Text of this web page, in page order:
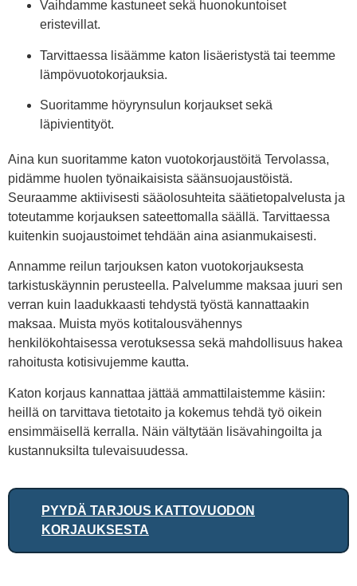
Vaihdamme kastuneet sekä huonokuntoiset
eristevillat.
Tarvittaessa lisäämme katon lisäeristystä tai teemme
lämpövuotokorjauksia.
Suoritamme höyrynsulun korjaukset sekä
läpivientityöt.
Aina kun suoritamme katon vuotokorjaustöitä Tervolassa,
pidämme huolen työnaikaisista säänsuojaustöistä.
Seuraamme aktiivisesti sääolosuhteita säätietopalvelusta ja
toteutamme korjauksen sateettomalla säällä. Tarvittaessa
kuitenkin suojaustoimet tehdään aina asianmukaisesti.
Annamme reilun tarjouksen katon vuotokorjauksesta
tarkistuskäynnin perusteella. Palvelumme maksaa juuri sen
verran kuin laadukkaasti tehdystä työstä kannattaakin
maksaa. Muista myös kotitalousvähennys
henkilökohtaisessa verotuksessa sekä mahdollisuus hakea
rahoitusta kotisivujemme kautta.
Katon korjaus kannattaa jättää ammattilaistemme käsiin:
heillä on tarvittava tietotaito ja kokemus tehdä työ oikein
ensimmäisellä kerralla. Näin vältytään lisävahingoilta ja
kustannuksilta tulevaisuudessa.
PYYDÄ TARJOUS KATTOVUODON
KORJAUKSESTA